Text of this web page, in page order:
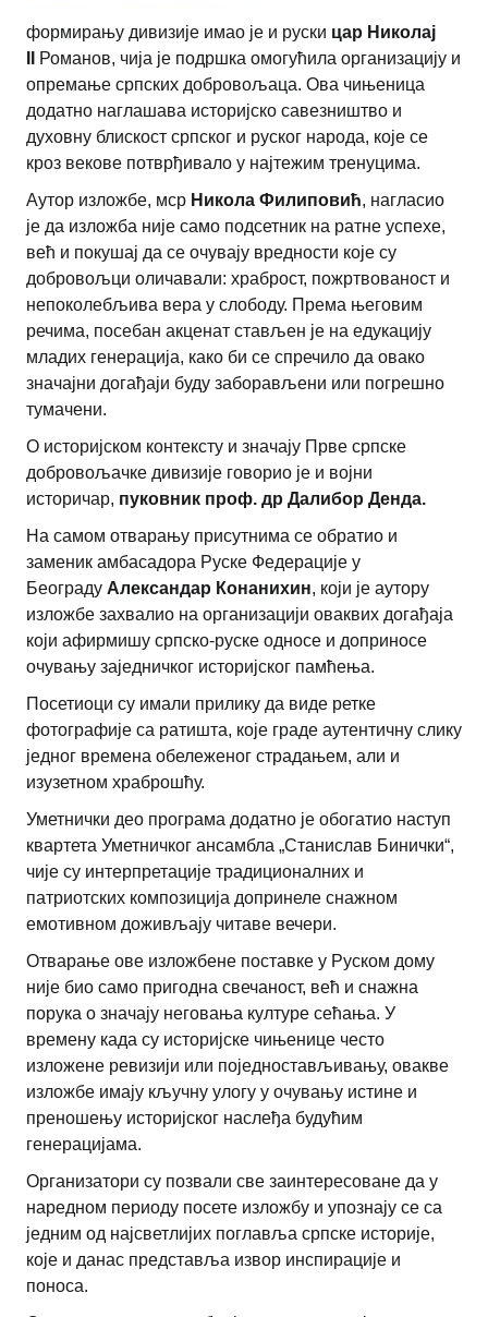
формирању дивизије имао је и руски цар Николај
Романов, чија је подршка омогућила организацију и
опремање српских добровољаца. Ова чињеница
додатно наглашава историјско савезништво и
духовну блискост српског и руског народа, које се
кроз векове потврђивало у најтежим тренуцима.
Аутор изложбе, мср Никола Филиповић, нагласио
је да изложба није само подсетник на ратне успехе,
већ и покушај да се очувају вредности које су
добровољци оличавали: храброст, пожртвованост и
непоколебљива вера у слободу. Према његовим
речима, посебан акценат стављен је на едукацију
младих генерација, како би се спречило да овако
значајни догађаји буду заборављени или погрешно
тумачени.
О историјском контексту и значају Прве српске
добровољачке дивизије говорио је и војни
историчар, пуковник проф. др Далибор Денда.
На самом отварању присутнима се обратио и
заменик амбасадора Руске Федерације у
Београду Александар Конанихин, који је аутору
изложбе захвалио на организацији оваквих догађаја
који афирмишу српско-руске односе и доприносе
очувању заједничког историјског памћења.
Посетиоци су имали прилику да виде ретке
фотографије са ратишта, које граде аутентичну слику
једног времена обележеног страдањем, али и
изузетном храброшћу.
Уметнички део програма додатно је обогатио наступ
квартета Уметничког ансамбла „Станислав Бинички“,
чије су интерпретације традиционалних и
патриотских композиција допринеле снажном
емотивном доживљају читаве вечери.
Отварање ове изложбене поставке у Руском дому
није био само пригодна свечаност, већ и снажна
порука о значају неговања културе сећања. У
времену када су историјске чињенице често
изложене ревизији или поједностављивању, овакве
изложбе имају кључну улогу у очувању истине и
преношењу историјског наслеђа будућим
генерацијама.
Организатори су позвали све заинтересоване да у
наредном периоду посете изложбу и упознају се са
једним од најсветлијих поглавља српске историје,
које и данас представља извор инспирације и
поноса.